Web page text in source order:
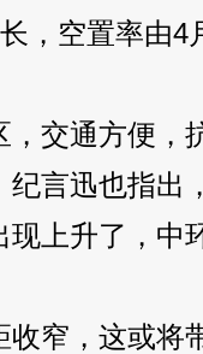
，空置率由
，交通方便，
言迅也指出
上升了，中
收窄，这或将